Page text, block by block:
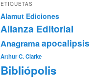
ETIQUETAS
Alamut Ediciones
Alianza Editorial
Anagramaapocalipsis
Arthur C. Clarke
Bibliópolis